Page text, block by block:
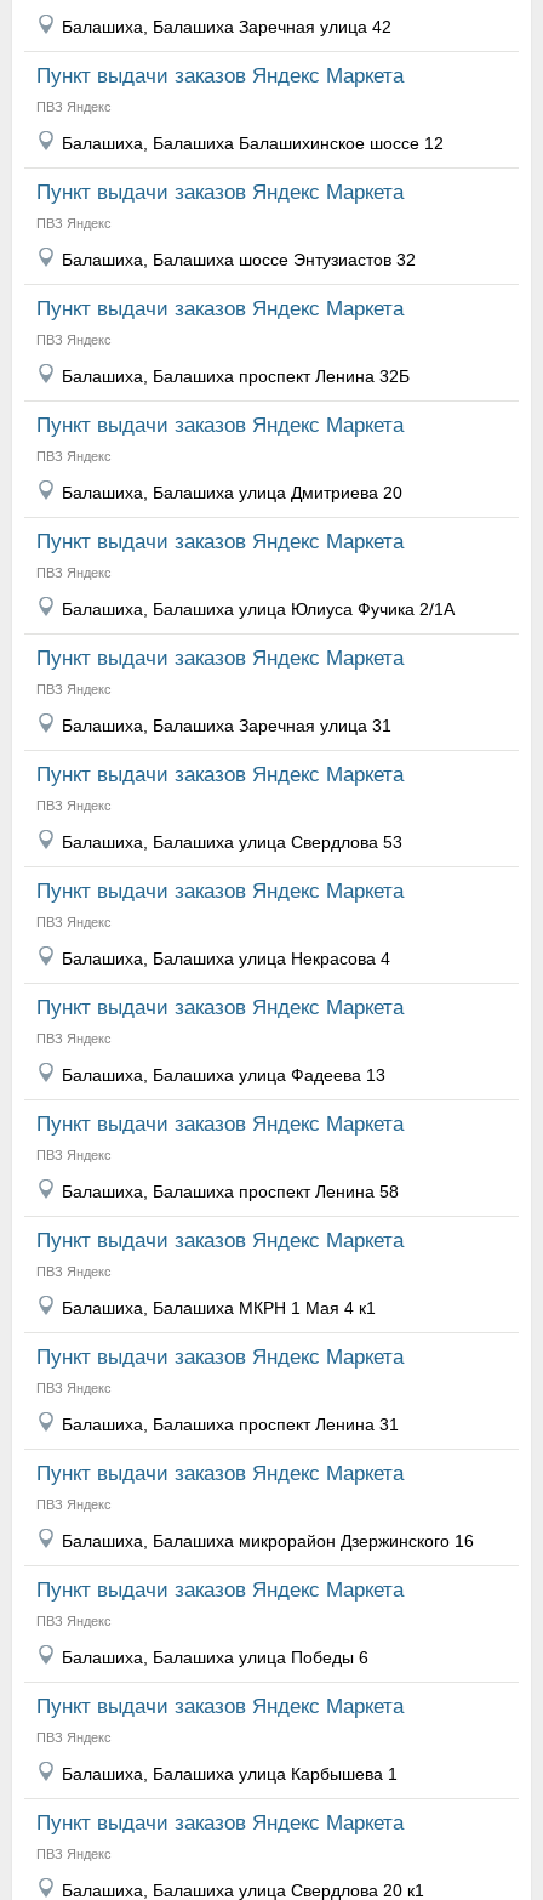
Балашиха, Балашиха Заречная улица 42
Пункт выдачи заказов Яндекс Маркета
ПВЗ Яндекс
Балашиха, Балашиха Балашихинское шоссе 12
Пункт выдачи заказов Яндекс Маркета
ПВЗ Яндекс
Балашиха, Балашиха шоссе Энтузиастов 32
Пункт выдачи заказов Яндекс Маркета
ПВЗ Яндекс
Балашиха, Балашиха проспект Ленина 32Б
Пункт выдачи заказов Яндекс Маркета
ПВЗ Яндекс
Балашиха, Балашиха улица Дмитриева 20
Пункт выдачи заказов Яндекс Маркета
ПВЗ Яндекс
Балашиха, Балашиха улица Юлиуса Фучика 2/1А
Пункт выдачи заказов Яндекс Маркета
ПВЗ Яндекс
Балашиха, Балашиха Заречная улица 31
Пункт выдачи заказов Яндекс Маркета
ПВЗ Яндекс
Балашиха, Балашиха улица Свердлова 53
Пункт выдачи заказов Яндекс Маркета
ПВЗ Яндекс
Балашиха, Балашиха улица Некрасова 4
Пункт выдачи заказов Яндекс Маркета
ПВЗ Яндекс
Балашиха, Балашиха улица Фадеева 13
Пункт выдачи заказов Яндекс Маркета
ПВЗ Яндекс
Балашиха, Балашиха проспект Ленина 58
Пункт выдачи заказов Яндекс Маркета
ПВЗ Яндекс
Балашиха, Балашиха МКРН 1 Мая 4 к1
Пункт выдачи заказов Яндекс Маркета
ПВЗ Яндекс
Балашиха, Балашиха проспект Ленина 31
Пункт выдачи заказов Яндекс Маркета
ПВЗ Яндекс
Балашиха, Балашиха микрорайон Дзержинского 16
Пункт выдачи заказов Яндекс Маркета
ПВЗ Яндекс
Балашиха, Балашиха улица Победы 6
Пункт выдачи заказов Яндекс Маркета
ПВЗ Яндекс
Балашиха, Балашиха улица Карбышева 1
Пункт выдачи заказов Яндекс Маркета
ПВЗ Яндекс
Балашиха, Балашиха улица Свердлова 20 к1